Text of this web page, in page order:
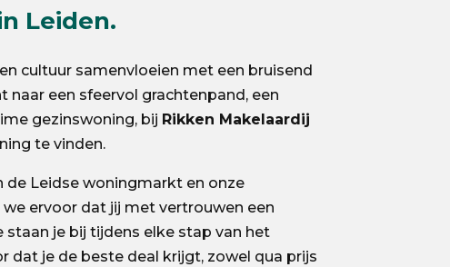
Leiden.
cultuur samenvloeien met een bruisend
naar een sfeervol grachtenpand, een
gezinswoning, bij Rikken Makelaardij
te vinden.
de Leidse woningmarkt en onze
ervoor dat jij met vertrouwen een
je bij tijdens elke stap van het
dat je de beste deal krijgt, zowel qua prijs